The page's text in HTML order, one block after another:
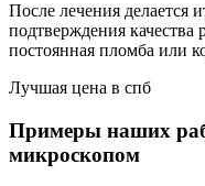
После лечения делается
подтверждения качества
постоянная пломба или
Лучшая цена в спб
Примеры наших
микроскопом